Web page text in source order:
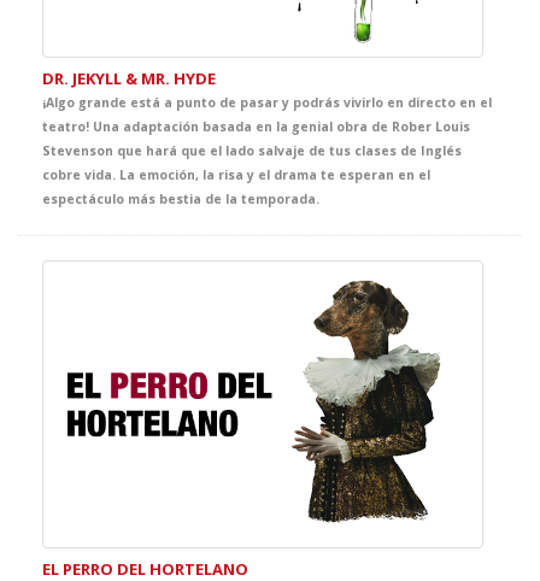
DR. JEKYLL & MR. HYDE
¡Algo grande está a punto de pasar y podrás vivirlo en directo en el
teatro! Una adaptación basada en la genial obra de Rober Louis
Stevenson que hará que el lado salvaje de tus clases de Inglés
cobre vida. La emoción, la risa y el drama te esperan en el
espectáculo más bestia de la temporada.
EL PERRO DEL HORTELANO